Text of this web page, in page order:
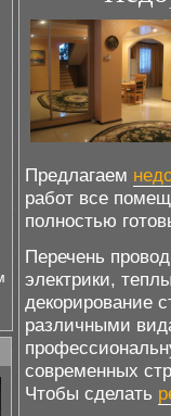
Предлагаем
работ все
полностью
Перечень
электрики,
декорирование
различными
современных
Чтобы сделать